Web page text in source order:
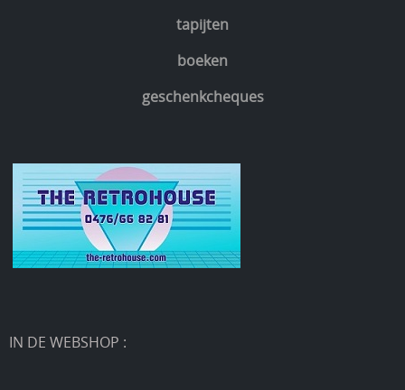
tapijten
boeken
geschenkcheques
IN DE WEBSHOP :